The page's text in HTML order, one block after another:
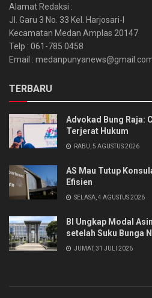
Alamat Redaksi :
Jl. Garu 3 No. 33 Kel. Harjosari-I
Kecamatan Medan Amplas 20147
Telp : 061-785 0458
Email :
TERBARU
Advokad Bung Raja:
Terjerat Hukum
RABU, 5 AGUSTUS 2026
AS Mau Tutup
Efisien
SELASA, 4 AGUSTUS 2026
BI Ungkap Modal
setelah Suku Bunga
JUMAT, 31 JULI 2026